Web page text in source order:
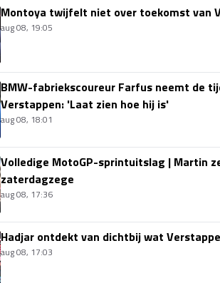
Montoya twijfelt niet over toekomst van
aug 08, 19:05
BMW-fabriekscoureur Farfus neemt de
Verstappen: 'Laat zien hoe hij is'
aug 08, 18:01
Volledige MotoGP-sprintuitslag | Martin
zaterdagzege
aug 08, 17:36
Hadjar ontdekt van dichtbij wat
aug 08, 17:03